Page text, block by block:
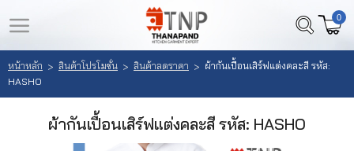
LOGIN
REGISTER
สินค้าหน้า
0
หน้าหลัก > สินค้าโปรโมชั่น > สินค้าลดราคา > ผ้ากันเปื้อนเสิร์ฟแต่งคละสี รหัส:
HASHO
ผ้ากันเปื้อนเสิร์ฟแต่งคละสี รหัส: HASHO